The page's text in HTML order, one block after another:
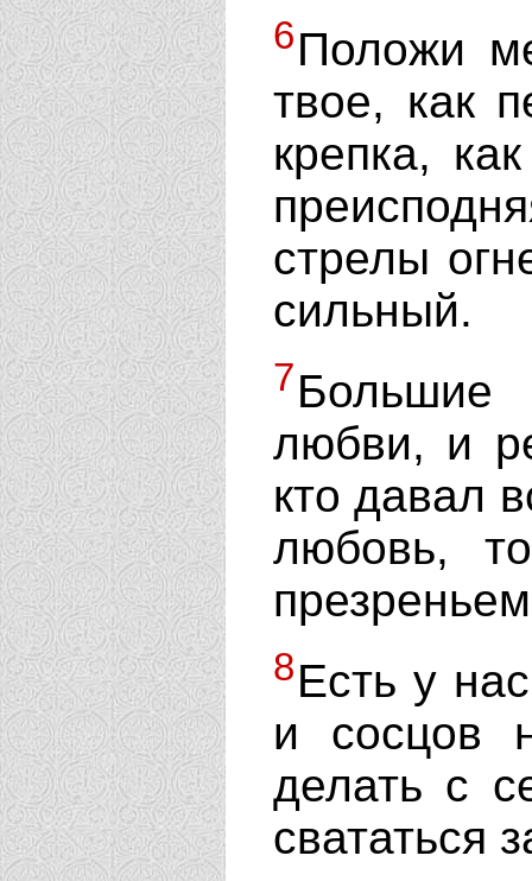
6Положи
твое, как
крепка,
стрелы
сильный.
7Большие
любви, и
кто давал
любовь,
8Есть у
и сосцов
делать с
свататься